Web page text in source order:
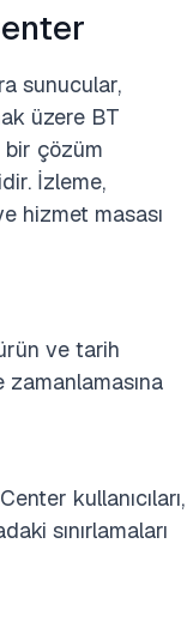
sunucular,
üzere BT
bir çözüm
İzleme,
hizmet masası
ve tarih
kullanıcıları,
sınırlamaları